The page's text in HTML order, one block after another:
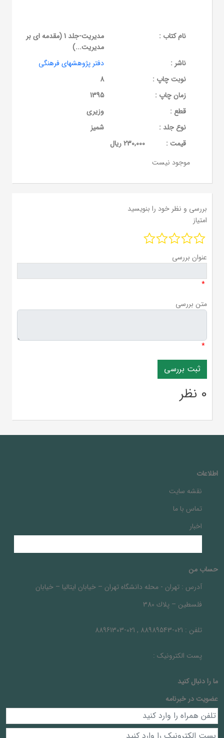
نام کتاب :
مدیریت-جلد 1 (مقدمه ای بر
مدیریت...)
ناشر :
دفتر پژوهشهای فرهنگی
نوبت چاپ :
8
زمان چاپ :
1395
قطع :
وزیری
نوع جلد :
شمیز
قيمت :
230,000 ریال
موجود نیست
بررسی و نظر خود را بنویسید
امتیاز
عنوان بررسی
*
متن بررسی
*
0 نظر
اطلاعات
نقشه سایت
تماس با ما
اخبار
حساب من
آدرس : تهران - محله دانشگاه تهران – خيابان ايتاليا – خيابان
فلسطين – پلاك 380
تلفن : 021-88989543 , 021-88961303
پست الکترونیک :
ما را دنبال کنيد
عضویت در خبرنامه